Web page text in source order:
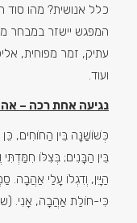
כלל אנושית? מהו
המפגש יישזר במבחר
עתיק, זמר מפוחית,
ועוד.
נגיעה אחת רכה –
כְּשׁוֹשַׁנָּה בֵּין הַחוֹחִים, כֵּן
בֵּין הַבָּנִים; בְּצִלּוֹ חִמַּדְתִּי
הַיָּיִן, וְדִגְלוֹ עָלַי אַהֲבָה.
כִּי-חוֹלַת אַהֲבָה, אָנִי.